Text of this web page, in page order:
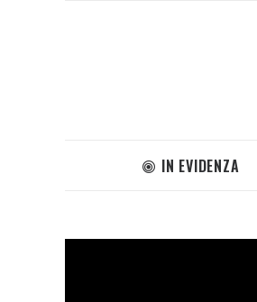
IN EVIDENZA